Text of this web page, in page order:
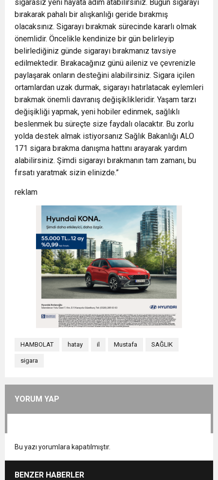
sigarasız yeni hayata adım atabilirsiniz. Bugün sigarayı
bırakarak pahalı bir alışkanlığı geride bırakmış
olacaksınız. Sigarayı bırakmak sürecinde kararlı olmak
önemlidir. Öncelikle kendinize bir gün belirleyip
belirlediğiniz günde sigarayı bırakmanız tavsiye
edilmektedir. Bırakacağınız günü aileniz ve çevrenizle
paylaşarak onların desteğini alabilirsiniz. Sigara içilen
ortamlardan uzak durmak, sigarayı hatırlatacak eylemleri
bırakmak önemli davranış değişiklikleridir. Yaşam tarzı
değişikliği yapmak, yeni hobiler edinmek, sağlıklı
beslenmek bu süreçte size faydalı olacaktır. Bu zorlu
yolda destek almak istiyorsanız Sağlık Bakanlığı ALO
171 sigara bırakma danışma hattını arayarak yardım
alabilirsiniz. Şimdi sigarayı bırakmanın tam zamanı, bu
fırsatı yaratmak sizin elinizde.”
reklam
HAMBOLAT hatay il Mustafa SAĞLIK
sigara
YORUM YAP
Bu yazı yorumlara kapatılmıştır.
BENZER HABERLER